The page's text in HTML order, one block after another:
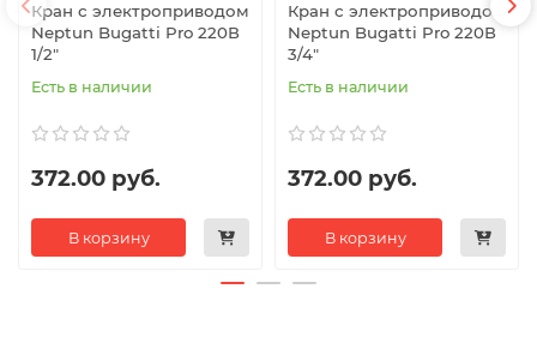
Кран с электроприводом
Neptun Bugatti Pro 220В
1/2"
Есть в наличии
372.00 руб.
В корзину
Кран с электроприводом
Neptun Bugatti Pro 220В
3/4"
Есть в наличии
372.00 руб.
В корзину